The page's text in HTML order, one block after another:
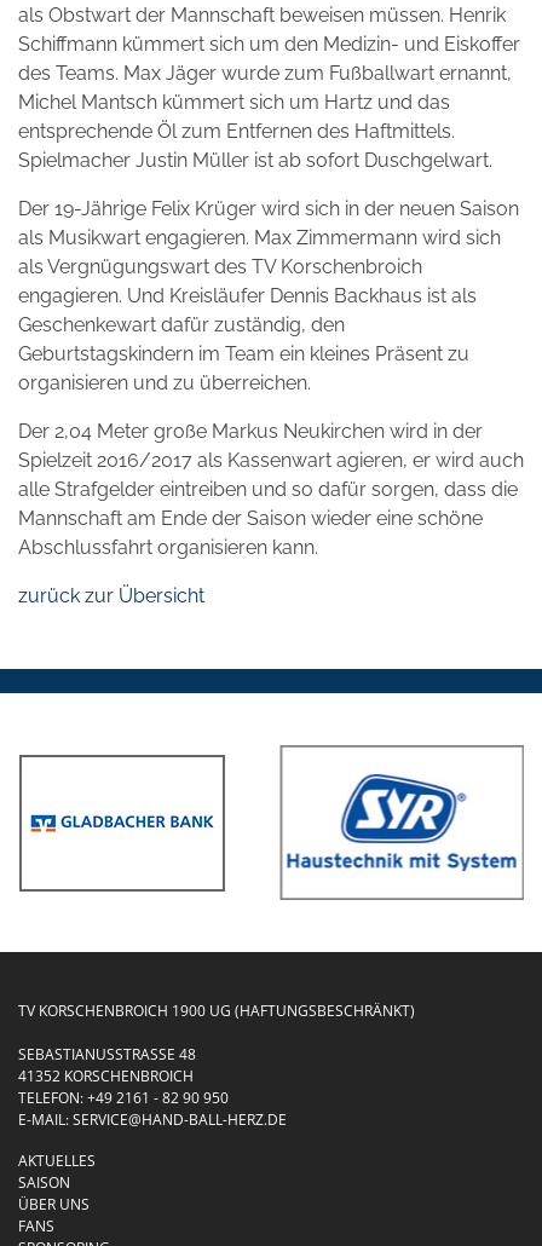
als Obstwart der Mannschaft beweisen müssen. Henrik
Schiffmann kümmert sich um den Medizin- und Eiskoffer
des Teams. Max Jäger wurde zum Fußballwart ernannt,
Michel Mantsch kümmert sich um Hartz und das
entsprechende Öl zum Entfernen des Haftmittels.
Spielmacher Justin Müller ist ab sofort Duschgelwart.
Der 19-Jährige Felix Krüger wird sich in der neuen Saison
als Musikwart engagieren. Max Zimmermann wird sich
als Vergnügungswart des TV Korschenbroich
engagieren. Und Kreisläufer Dennis Backhaus ist als
Geschenkewart dafür zuständig, den
Geburtstagskindern im Team ein kleines Präsent zu
organisieren und zu überreichen.
Der 2,04 Meter große Markus Neukirchen wird in der
Spielzeit 2016/2017 als Kassenwart agieren, er wird auch
alle Strafgelder eintreiben und so dafür sorgen, dass die
Mannschaft am Ende der Saison wieder eine schöne
Abschlussfahrt organisieren kann.
zurück zur Übersicht
TV KORSCHENBROICH 1900 UG (HAFTUNGSBESCHRÄNKT)
SEBASTIANUSSTRASSE 48
41352 KORSCHENBROICH
TELEFON:+49 2161 - 82 90 950
E-MAIL:SERVICE@HAND-BALL-HERZ.DE
AKTUELLES
SAISON
ÜBER UNS
FANS